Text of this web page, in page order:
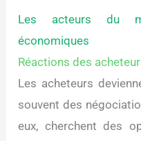
Les acteurs du
économiques
Réactions des
Les acheteurs
souvent des
eux, cherchent des